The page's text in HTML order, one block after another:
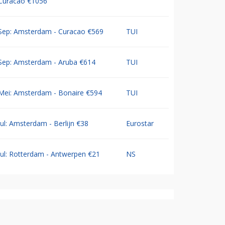
Amsterdam - Curacao €569 TUI
Amsterdam - Aruba €614 TUI
Amsterdam - Bonaire €594 TUI
Amsterdam - Berlijn €38 Eurostar
Rotterdam - Antwerpen €21 NS